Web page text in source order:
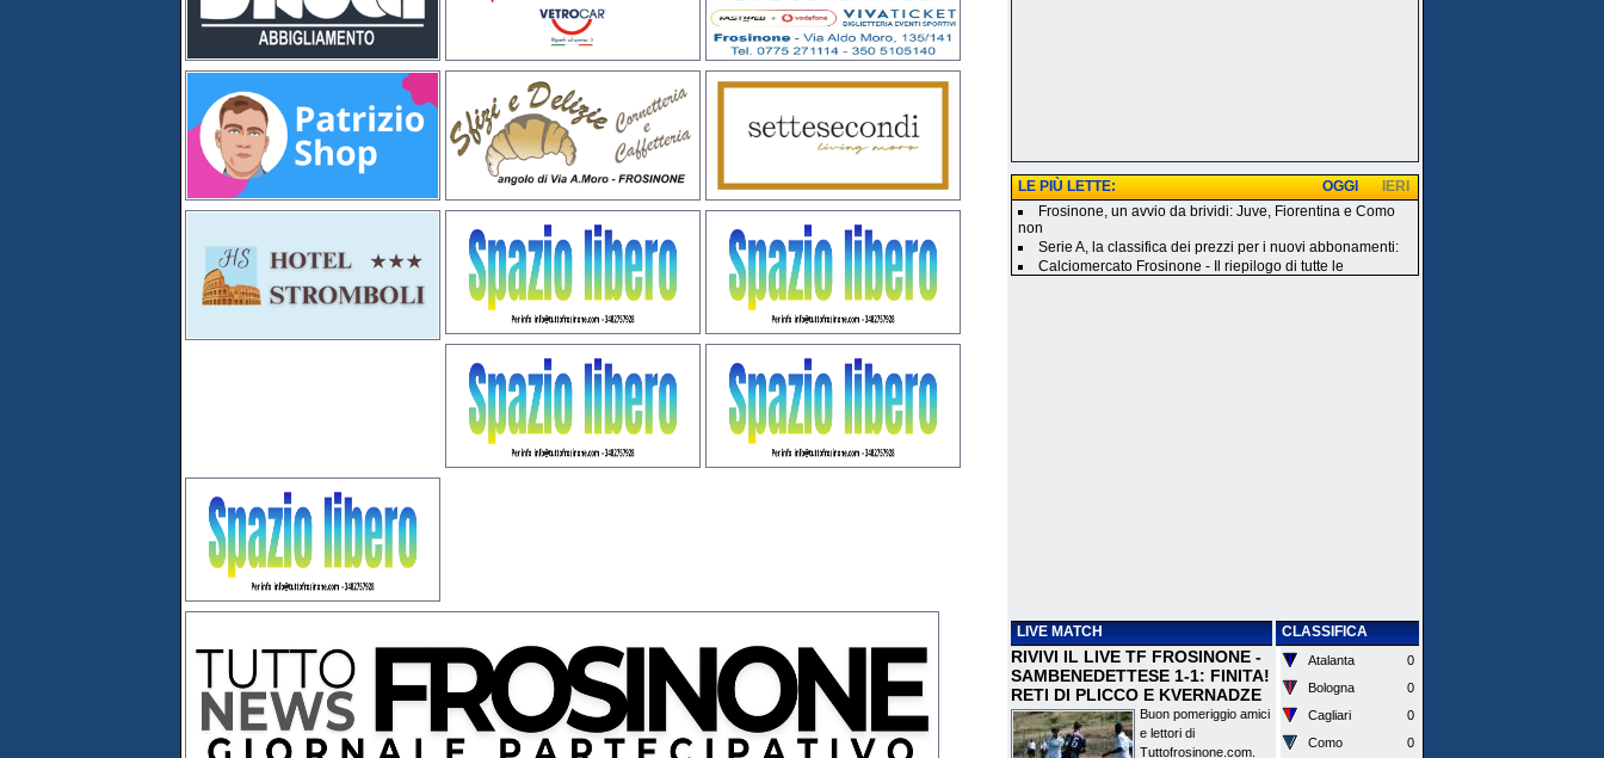
LE PIÙ LETTE: IERI
OGGI
Frosinone, un avvio da brividi: Juve, Fiorentina e Como
non
Serie A, la classifica dei prezzi per i nuovi abbonamenti:
Calciomercato Frosinone - Il riepilogo di tutte le
LIVE MATCH
RIVIVI IL LIVE TF FROSINONE -
SAMBENEDETTESE 1-1: FINITA!
RETI DI PLICCO E KVERNADZE
Buon pomeriggio amici
e lettori di
Tuttofrosinone.com.
CLASSIFICA
Atalanta
0
Bologna
0
Cagliari
0
Como
0